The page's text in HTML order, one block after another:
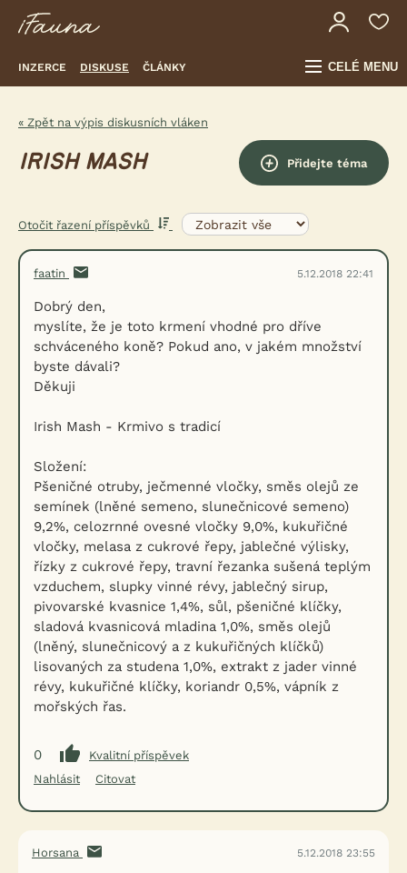
INZERCE DISKUSE ČLÁNKY CELÉ MENU
« Zpět na výpis diskusních vláken
IRISH MASH Přidejte téma
Otočit řazení příspěvků
faatin 5.12.2018 22:41
Dobrý den,
myslíte, že je toto krmení vhodné pro dříve
schváceného koně? Pokud ano, v jakém množství
byste dávali?
Děkuji
Irish Mash - Krmivo s tradicí
Složení:
Pšeničné otruby, ječmenné vločky, směs olejů ze
semínek (lněné semeno, slunečnicové semeno)
9,2%, celozrnné ovesné vločky 9,0%, kukuřičné
vločky, melasa z cukrové řepy, jablečné výlisky,
řízky z cukrové řepy, travní řezanka sušená teplým
vzduchem, slupky vinné révy, jablečný sirup,
pivovarské kvasnice 1,4%, sůl, pšeničné klíčky,
sladová kvasnicová mladina 1,0%, směs olejů
(lněný, slunečnicový a z kukuřičných klíčků)
lisovaných za studena 1,0%, extrakt z jader vinné
révy, kukuřičné klíčky, koriandr 0,5%, vápník z
mořských řas.
0
Kvalitní příspěvek
Nahlásit
Citovat
Horsana 5.12.2018 23:55